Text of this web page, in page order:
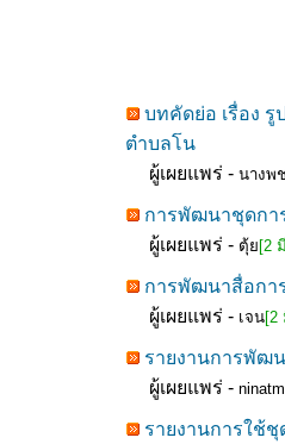
บทคัดย่อ เรื่อง
ตำบลโน
ผู้เผยแพร่ - นางพ
การพัฒนาชุดกา
ผู้เผยแพร่ - ตุ้ย [2
การพัฒนาสื่อกา
ผู้เผยแพร่ - เจน[2
รายงานการพัฒ
ผู้เผยแพร่ -
รายงานการใช้